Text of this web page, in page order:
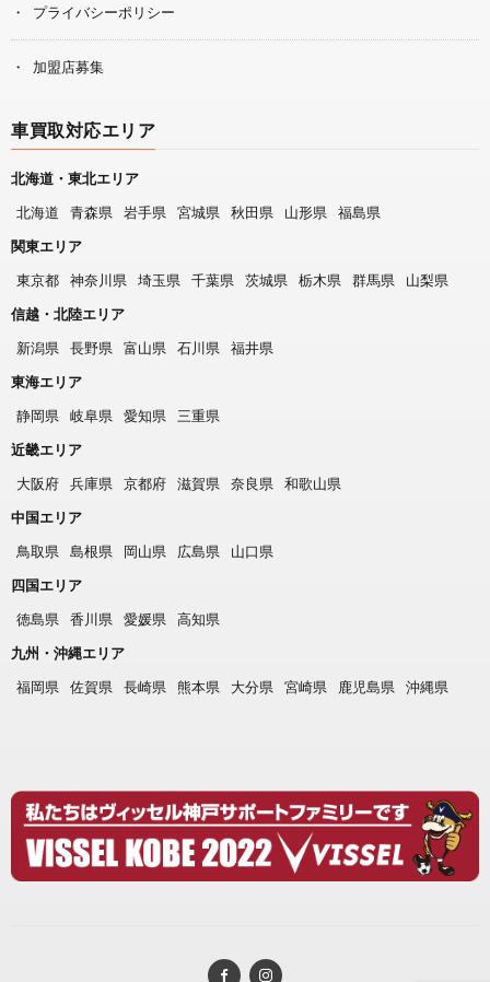
プライバシーポリシー
加盟店募集
車買取対応エリア
北海道・東北エリア
北海道
青森県 岩手県 宮城県 秋田県 山形県
福島県
関東エリア
東京都
神奈川県 埼玉県 千葉県 茨城県 栃木県 群馬県
山梨県
信越・北陸エリア
新潟県
長野県 富山県 石川県
福井県
東海エリア
静岡県
岐阜県 愛知県
三重県
近畿エリア
大阪府
兵庫県 京都府 滋賀県 奈良県
和歌山県
中国エリア
鳥取県
島根県 岡山県 広島県
山口県
四国エリア
徳島県
香川県 愛媛県
高知県
九州・沖縄エリア
福岡県
佐賀県 長崎県 熊本県 大分県 宮崎県 鹿児島県 沖縄県